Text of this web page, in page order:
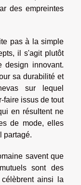
des empreintes
pas à la simple
il s'agit plutôt
design innovant.
sa durabilité et
sur lequel
faire issus de tout
en résultent ne
de mode, elles
partagé.
savent que
sont des
ainsi la